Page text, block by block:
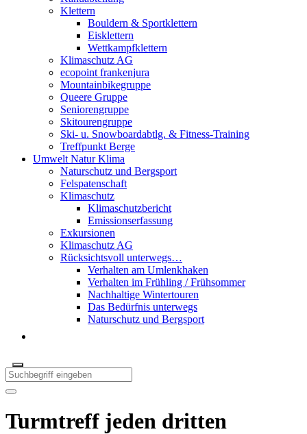
Klettern
Bouldern & Sportklettern
Eisklettern
Wettkampfklettern
Klimaschutz AG
ecopoint frankenjura
Mountainbikegruppe
Queere Gruppe
Seniorengruppe
Skitourengruppe
Ski- u. Snowboardabtlg. & Fitness-Training
Treffpunkt Berge
Umwelt Natur Klima
Naturschutz und Bergsport
Felspatenschaft
Klimaschutz
Klimaschutzbericht
Emissionserfassung
Exkursionen
Klimaschutz AG
Rücksichtsvoll unterwegs…
Verhalten am Umlenkhaken
Verhalten im Frühling / Frühsommer
Nachhaltige Wintertouren
Das Bedürfnis unterwegs
Naturschutz und Bergsport
Turmtreff jeden dritten